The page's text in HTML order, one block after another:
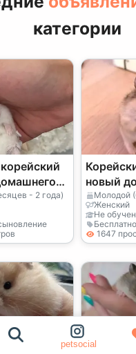
petsocial
категории
- 2 года)
новый
иМолодой
Женский
Не обучен
1647
больше